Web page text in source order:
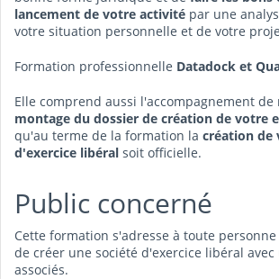
lancement de votre activité par une
votre situation personnelle et de votre
Formation professionnelle Datadock et
Elle comprend aussi l'accompagnement
montage du dossier de création de votre
qu'au terme de la formation la création de
d'exercice libéral soit officielle.
Public concerné
Cette formation s'adresse à toute
de créer une société d'exercice libéral
associés.